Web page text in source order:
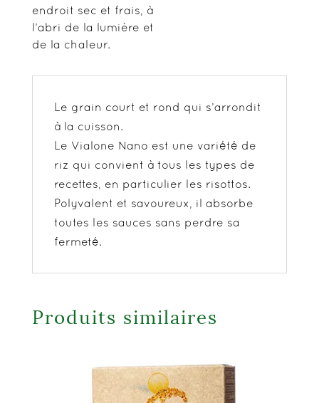
endroit sec et frais, à
l’abri de la lumière et
de la chaleur.
Le grain court et rond qui s’arrondit
à la cuisson.
Le Vialone Nano est une variété de
riz qui convient à tous les types de
recettes, en particulier les risottos.
Polyvalent et savoureux, il absorbe
toutes les sauces sans perdre sa
fermeté.
Produits similaires